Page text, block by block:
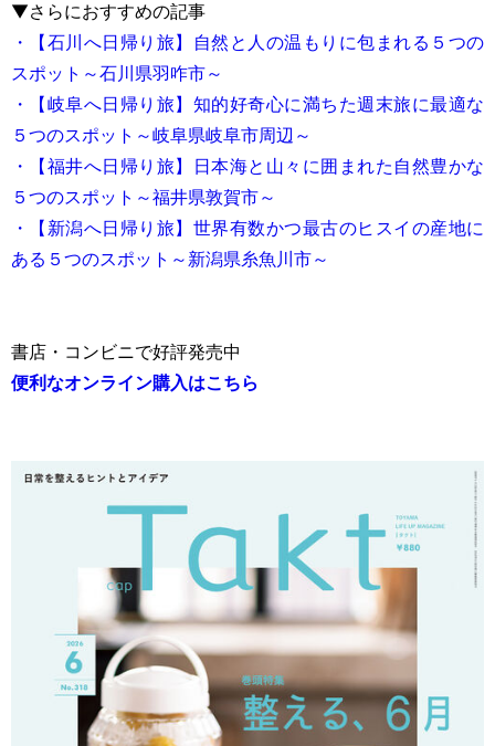
▼さらにおすすめの記事
・【石川へ日帰り旅】自然と人の温もりに包まれる５つの
スポット～石川県羽咋市～
・【岐阜へ日帰り旅】知的好奇心に満ちた週末旅に最適な
５つのスポット～岐阜県岐阜市周辺～
・【福井へ日帰り旅】日本海と山々に囲まれた自然豊かな
５つのスポット～福井県敦賀市～
・【新潟へ日帰り旅】世界有数かつ最古のヒスイの産地に
ある５つのスポット～新潟県糸魚川市～
書店・コンビニで好評発売中
便利なオンライン購入はこちら